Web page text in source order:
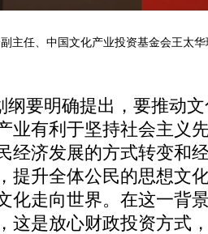
主任、中国文化产业投资基金会王太
纲要明确提出，要推动
业有利于坚持社会主义
经济发展的方式转变和
提升全体公民的思想文
化走向世界。在这一背
这是放心财政投资方式